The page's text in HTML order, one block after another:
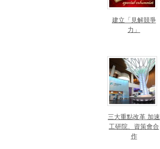
建立「見解競爭
力」
三大重點改革 加速
工研院、資策會合
作